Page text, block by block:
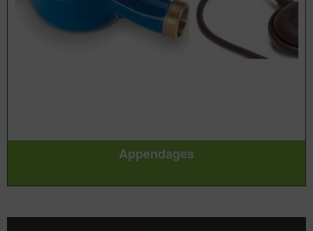
Appendages